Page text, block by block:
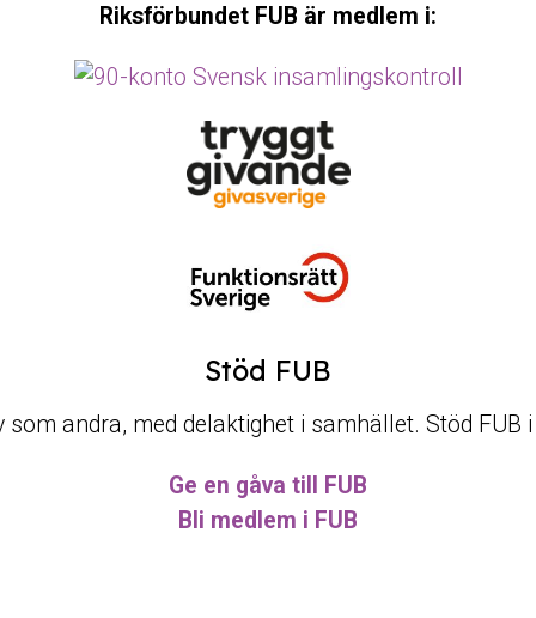
Riksförbundet FUB är medlem i:
Stöd FUB
som andra, med delaktighet i samhället. Stöd FUB
Ge en gåva till FUB
Bli medlem i FUB